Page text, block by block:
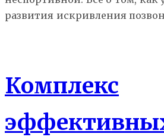
развития искривления
Комплекс